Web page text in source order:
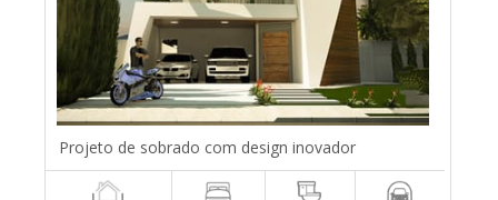
Projeto de sobrado com design inovador